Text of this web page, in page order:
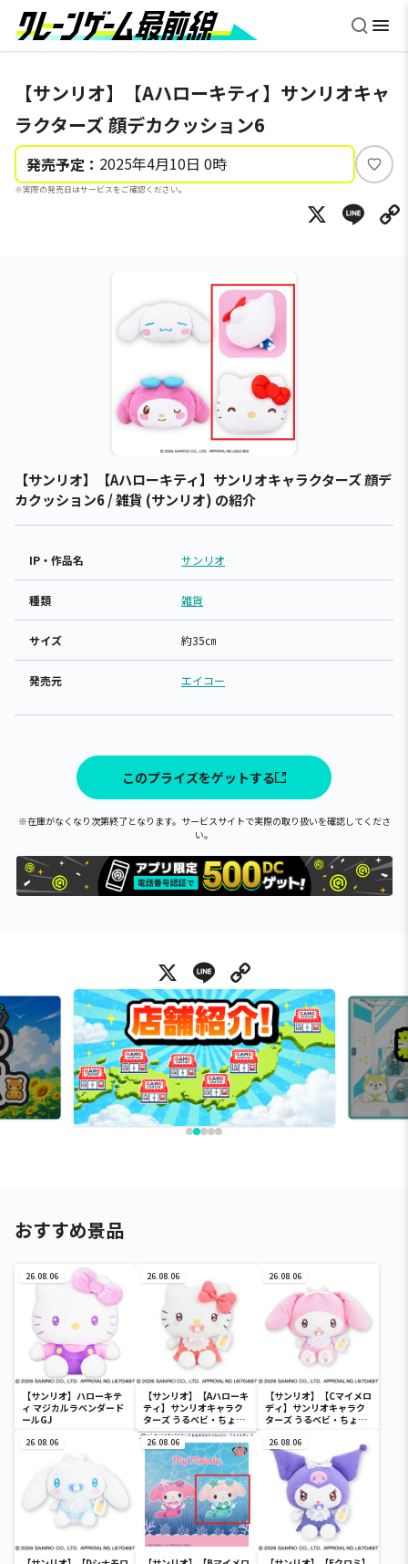
【サンリオ】【Aハローキティ】サンリオキャ
ラクターズ 顔デカクッション6
発売予定： 2025年4月10日 0時
※実際の発売日はサービスをご確認ください。
い
ね
X
【サンリオ】【Aハローキティ】サンリオキャラクターズ 顔デ
カクッション6 / 雑貨 (サンリオ) の紹介
IP・作品名 サンリオ
種類 雑貨
サイズ 約35㎝
発売元 エイコー
このプライズをゲットする
※在庫がなくなり次第終了となります。サービスサイトで実際の取り扱いを確認してくださ
い。
X Line
おすすめ景品
26.08.06
【サンリオ】ハローキテ
ィ マジカルラベンダード
ールGJ
26.08.06
【サンリオ】【Aハローキ
ティ】サンリオキャラク
ターズ うるベビ・ちょい
デカドール
26.08.06
【サンリオ】【Cマイメロ
ディ】サンリオキャラク
ターズ うるベビ・ちょい
26.08.06 26.08.06 26.08.06